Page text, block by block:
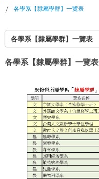
各學系【隸屬學群】一覽表
各學系【隸屬學群】一覽表
各學系【隸屬學群】一覽表